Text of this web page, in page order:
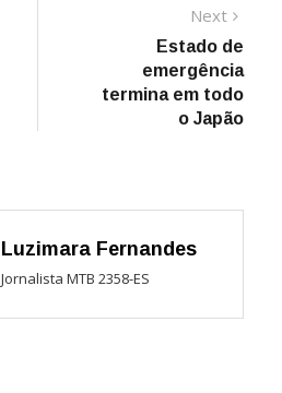
Next
Estado de
emergência
termina em todo
o Japão
Luzimara Fernandes
Jornalista MTB 2358-ES